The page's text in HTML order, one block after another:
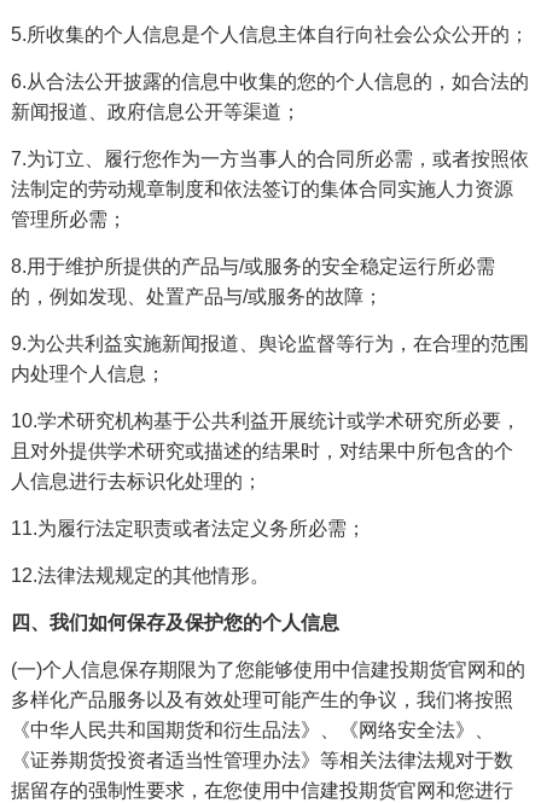
5.所收集的个人信息是个人信息主体自行向社会公众公开的；
6.从合法公开披露的信息中收集的您的个人信息的，如合法的
新闻报道、政府信息公开等渠道；
7.为订立、履行您作为一方当事人的合同所必需，或者按照依
法制定的劳动规章制度和依法签订的集体合同实施人力资源
管理所必需；
8.用于维护所提供的产品与/或服务的安全稳定运行所必需
的，例如发现、处置产品与/或服务的故障；
9.为公共利益实施新闻报道、舆论监督等行为，在合理的范围
内处理个人信息；
10.学术研究机构基于公共利益开展统计或学术研究所必要，
且对外提供学术研究或描述的结果时，对结果中所包含的个
人信息进行去标识化处理的；
11.为履行法定职责或者法定义务所必需；
12.法律法规规定的其他情形。
四、我们如何保存及保护您的个人信息
(一)个人信息保存期限为了您能够使用中信建投期货官网和的
多样化产品服务以及有效处理可能产生的争议，我们将按照
《中华人民共和国期货和衍生品法》、《网络安全法》、
《证券期货投资者适当性管理办法》等相关法律法规对于数
据留存的强制性要求，在您使用中信建投期货官网和您进行